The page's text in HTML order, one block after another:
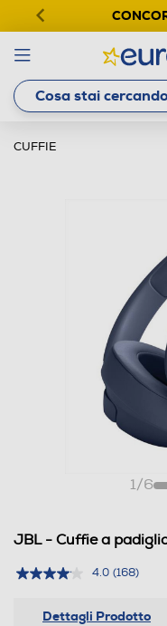
CUFFIE
1/6
JBL - Cuffie a
4.0 (168)
Dettagli Prodotto